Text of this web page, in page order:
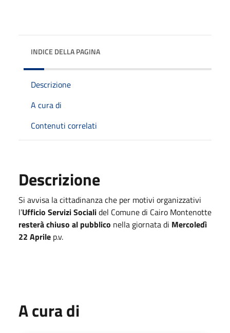
INDICE DELLA PAGINA
Descrizione
A cura di
Contenuti correlati
Descrizione
Si avvisa la cittadinanza che per motivi organizzativi
l’Ufficio Servizi Socialidel Comune di Cairo Montenotte
resterà chiuso al pubblico nella giornata di Mercoledì
22 Aprile p.v.
A cura di